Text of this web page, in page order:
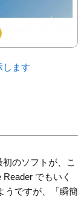
します
のソフトが、こ
でもいく
うですが、「瞬簡